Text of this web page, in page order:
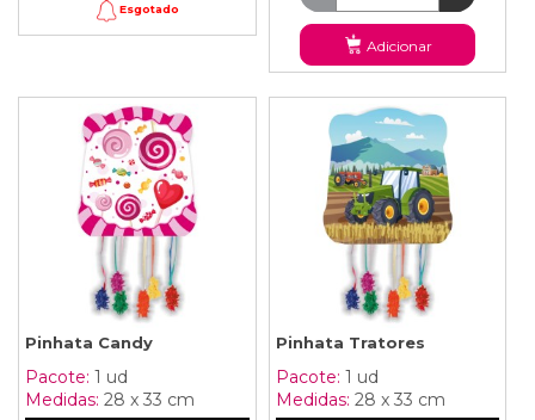
Esgotado
Adicionar
Pinhata Candy
Pacote: 1 ud
Medidas: 28 x 33 cm
Pinhata Tratores
Pacote: 1 ud
Medidas: 28 x 33 cm